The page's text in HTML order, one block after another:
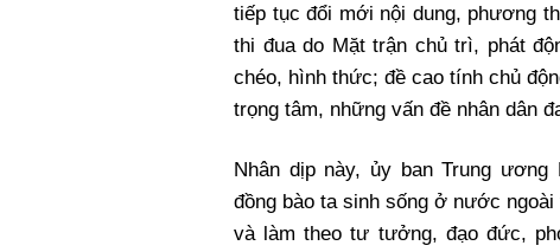
tiếp tục đổi mới nội dung, phương
thi đua do Mặt trận chủ trì, phát
chéo, hình thức; đề cao tính chủ
trọng tâm, những vấn đề nhân dân
Nhân dịp này, ủy ban Trung
đồng bào ta sinh sống ở nước
và làm theo tư tưởng, đạo đức,